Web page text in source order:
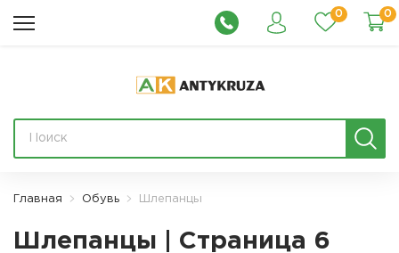
0 0
Главная Обувь Шлепанцы
Шлепанцы | Страница 6